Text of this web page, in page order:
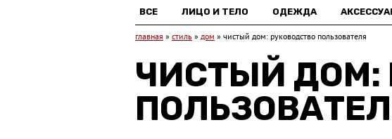
ВСЕ ЛИЦО И ТЕЛО ОДЕЖДА
главная » стиль » дом » чистый дом: руководство пользователя
ЧИСТЫЙ ДОМ: